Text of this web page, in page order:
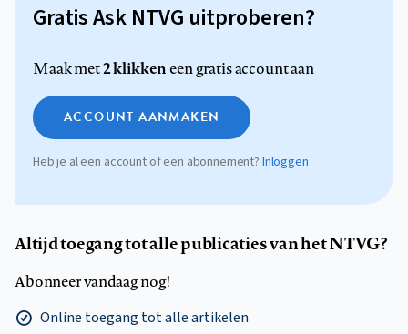
Gratis Ask NTVG uitproberen?
Maak met2 klikkeneen gratis account aan
ACCOUNT AANMAKEN
Heb je al een account of een abonnement?Inloggen
Altijd toegang tot alle publicaties van het NTVG?
Abonneer vandaag nog!
Online toegang tot alle artikelen